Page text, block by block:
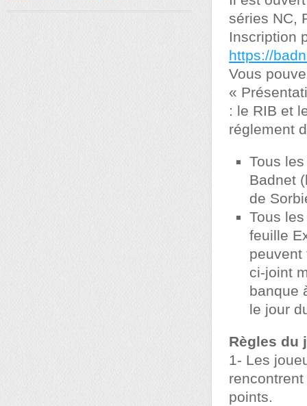
séries NC,
Inscription
https://
Vous
«
: le RIB et
réglement
Tous
Badnet
de
Tous
feuille
peuvent
ci-joint
banque
le jour
Règles du
1- Les
points.